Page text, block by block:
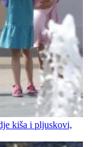
kiša i pljuskovi,